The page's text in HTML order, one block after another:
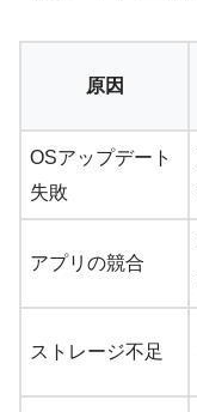
原因
OSアップデート
失敗
アプリの競合
ストレージ不足